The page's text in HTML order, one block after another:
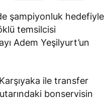
şampiyonluk hedefiyle
temsilcisi
Adem Yeşilyurt’un
ile transfer
bonservisin